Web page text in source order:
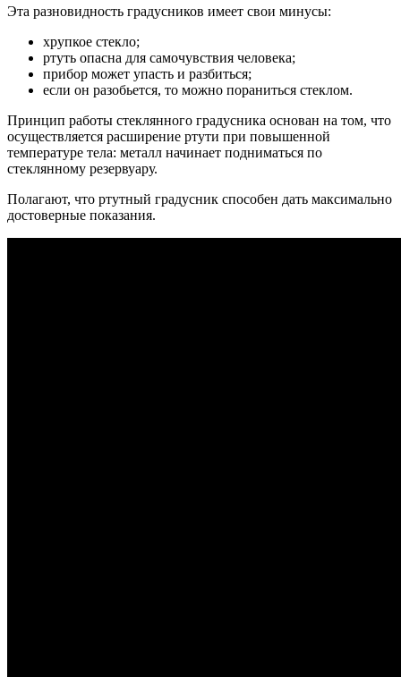
Эта разновидность градусников имеет свои минусы:
хрупкое стекло;
ртуть опасна для самочувствия человека;
прибор может упасть и разбиться;
если он разобьется, то можно пораниться стеклом.
Принцип работы стеклянного градусника основан на том, что
осуществляется расширение ртути при повышенной
температуре тела: металл начинает подниматься по
стеклянному резервуару.
Полагают, что ртутный градусник способен дать максимально
достоверные показания.